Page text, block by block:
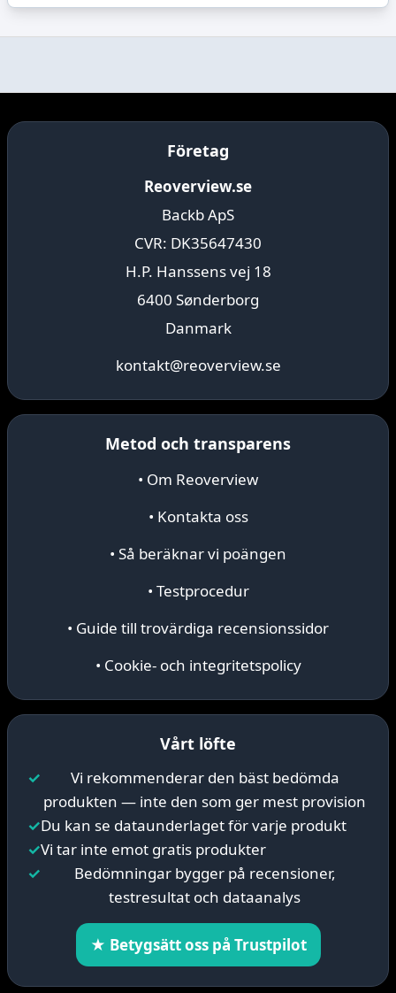
Företag
Reoverview.se
Backb ApS
CVR: DK35647430
H.P. Hanssens vej 18
6400 Sønderborg
Danmark
kontakt@reoverview.se
Metod och transparens
• Om Reoverview
• Kontakta oss
• Så beräknar vi poängen
• Testprocedur
• Guide till trovärdiga recensionssidor
• Cookie- och integritetspolicy
Vårt löfte
✓
Vi rekommenderar den bäst bedömda
produkten — inte den som ger mest provision
✓Du kan se dataunderlaget för varje produkt
✓Vi tar inte emot gratis produkter
✓
Bedömningar bygger på recensioner,
testresultat och dataanalys
★ Betygsätt oss på Trustpilot